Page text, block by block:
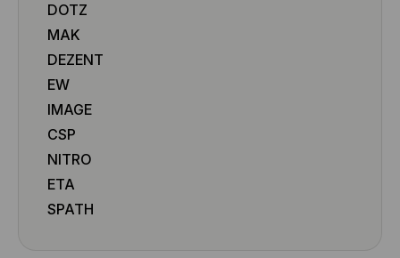
DOTZ
MAK
DEZENT
EW
IMAGE
CSP
NITRO
ETA
SPATH